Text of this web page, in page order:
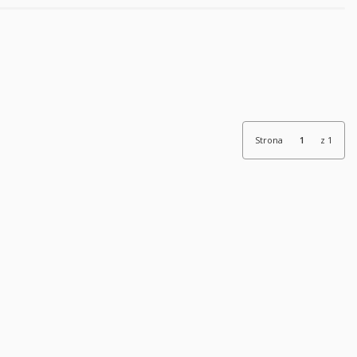
Strona z 1